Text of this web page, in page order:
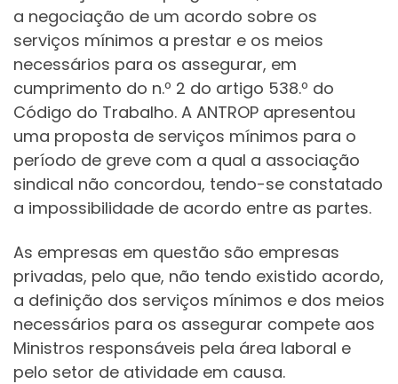
a negociação de um acordo sobre os
serviços mínimos a prestar e os meios
necessários para os assegurar, em
cumprimento do n.º 2 do artigo 538.º do
Código do Trabalho. A ANTROP apresentou
uma proposta de serviços mínimos para o
período de greve com a qual a associação
sindical não concordou, tendo-se constatado
a impossibilidade de acordo entre as partes.
As empresas em questão são empresas
privadas, pelo que, não tendo existido acordo,
a definição dos serviços mínimos e dos meios
necessários para os assegurar compete aos
Ministros responsáveis pela área laboral e
pelo setor de atividade em causa.